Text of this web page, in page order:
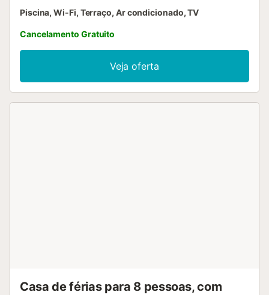
Piscina, Wi-Fi, Terraço, Ar condicionado, TV
Cancelamento Gratuito
Veja oferta
Casa de férias para 8 pessoas, com